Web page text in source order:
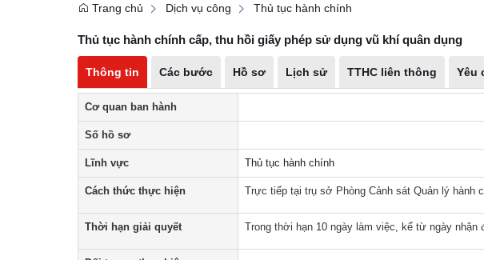
Tin tức từ Công an tỉnh
An toàn giao thông
Trang chủ Dịch vụ công Thủ tục hành chính
Thủ tục hành chính cấp, thu hồi giấy phép sử dụng vũ khí quân dụng
Thông tin Các bước Hồ sơ Lịch sử TTHC liên thông Yêu
Cơ quan ban hành
Số hồ sơ
Lĩnh vực Thủ tục hành chính
Cách thức thực hiện Trực tiếp tại trụ sở Phòng Cảnh sát Quản lý hành
Thời hạn giải quyết Trong thời hạn 10 ngày làm việc, kể từ ngày nhận